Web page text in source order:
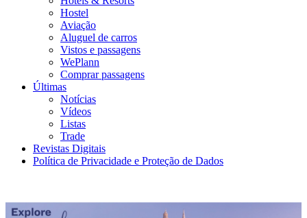
Hostel
Aviação
Aluguel de carros
Vistos e passagens
WePlann
Comprar passagens
Últimas
Notícias
Vídeos
Listas
Trade
Revistas Digitais
Política de Privacidade e Proteção de Dados